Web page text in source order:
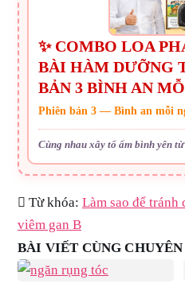
✨ COMBO LOA
BÀI HÀM DƯỠNG
BẢN 3 BÌNH AN MỖ
Phiên bản 3 — Bình an mỗi
Cùng nhau xây tổ ấm bình yên
Từ khóa: Làm sao để
viêm gan B
BÀI VIẾT CÙNG